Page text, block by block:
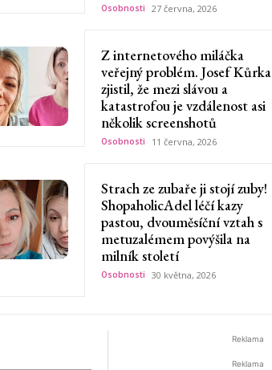
Osobnosti 27 června, 2026
Z internetového miláčka
veřejný problém. Josef Kůrka
zjistil, že mezi slávou a
katastrofou je vzdálenost asi
několik screenshotů
Osobnosti 11 června, 2026
Strach ze zubaře ji stojí zuby!
ShopaholicAdel léčí kazy
pastou, dvouměsíční vztah s
metuzalémem povýšila na
milník století
Osobnosti 30 května, 2026
Reklama
Reklama